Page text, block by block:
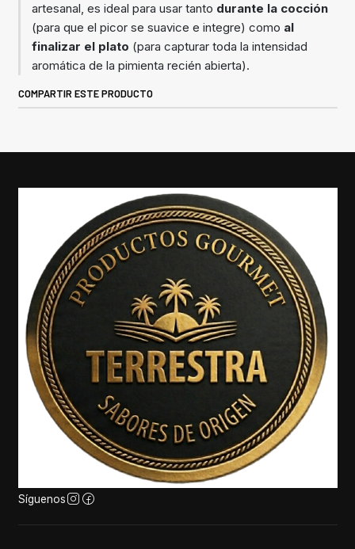
artesanal, es ideal para usar tanto durante la cocción
(para que el picor se suavice e integre) como al
finalizar el plato (para capturar toda la intensidad
aromática de la pimienta recién abierta).
COMPARTIR ESTE PRODUCTO
Síguenos